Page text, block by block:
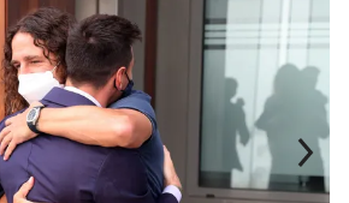
Masculino
Femenino